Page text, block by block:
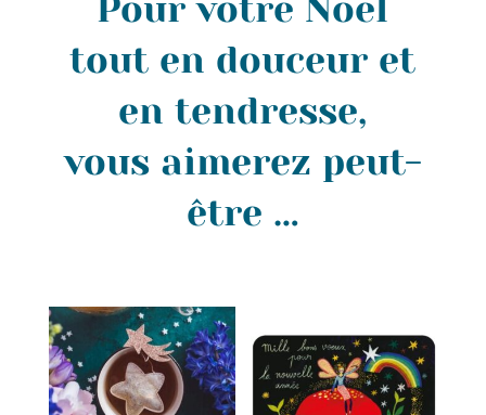
Pour votre Noël
tout en douceur et
en tendresse,
vous aimerez peut-
être …